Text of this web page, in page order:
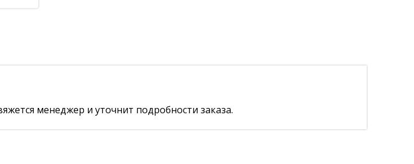
менеджер и уточнит подробности заказа.